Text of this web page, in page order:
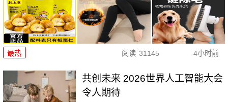
最热 阅读 31145 4小时前
共创未来 2026世界人工智能大会
令人期待